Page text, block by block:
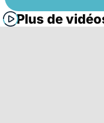
Plus de